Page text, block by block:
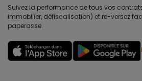
Suivez la performance de tous vos
immobilier, défiscalisation) et re-versez
paperasse.